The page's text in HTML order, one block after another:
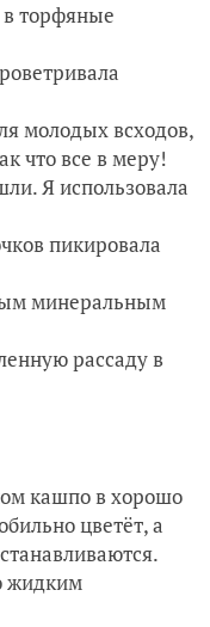
торфяные
молодых всходов,
что все в меру!
Я использовала
пикировала
минеральным
рассаду в
кашпо в хорошо
цветёт, а
жидким